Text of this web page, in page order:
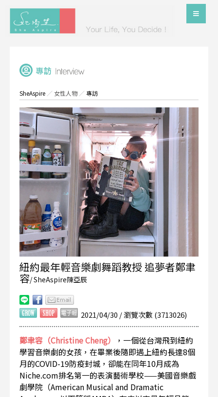
SheAspire ／ 女性人物／專訪
紐約最年輕音樂劇舞蹈教授 追夢者鄭聿
容/ SheAspire陳亞辰
2021/04/30 / 瀏覽次數 (3713026)
鄭聿容（Christine Cheng）
，一個從台灣飛到紐約
學習音樂劇的女孩，在畢業後隨即遇上紐約長達8個
月的COVID-19防疫封城，卻能在同年10月成為
Niche.com排名第一的表演藝術學校——美國音樂戲
劇學院（American Musical and Dramatic